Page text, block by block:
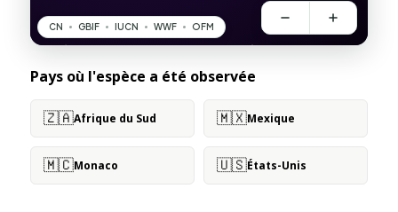
Pays où l'espèce a été observée
🇿🇦Afrique du Sud 🇲🇽Mexique
🇲🇨Monaco 🇺🇸États-Unis